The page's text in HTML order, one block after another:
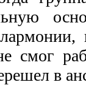
смог
в